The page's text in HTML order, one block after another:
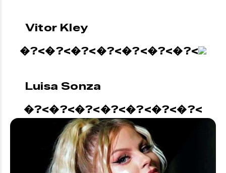
Vitor Kley
�?<�?<�?<�?<�?<�?<�?<
Luisa Sonza
�?<�?<�?<�?<�?<�?<�?<